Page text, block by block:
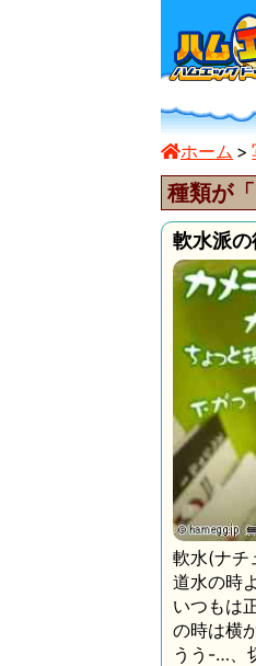
ホーム
種類が
軟水派
軟水(ナチ
道水の時
いつもは
の時は横
うう-…、